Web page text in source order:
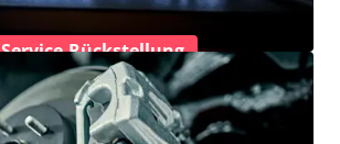
Service-Rückstellung